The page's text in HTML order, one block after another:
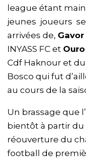
league étant
jeunes joueurs
arrivées de,
INYASS FC et
Cdf Haknour et du
Bosco qui fut
au cours de la
Un brassage que
bientôt à partir du
réouverture du
football de